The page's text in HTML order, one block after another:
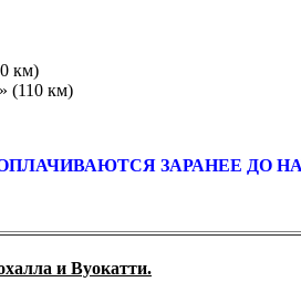
км)
(110 км)
ОПЛАЧИВАЮТСЯ ЗАРАНЕЕ ДО
и Вуокатти.